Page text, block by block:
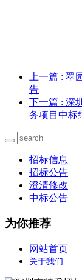
上一篇 : 翠
告
下一篇 : 深
务项目中标
招标信息
招标公告
澄清修改
中标公告
为你推荐
网站首页
关于我们